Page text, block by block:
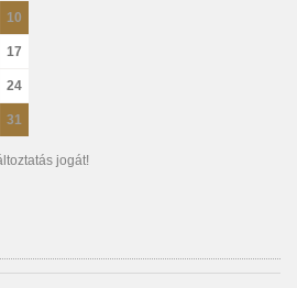
10
17
24
31
jogát!